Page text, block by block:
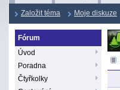
Založit téma Moje diskuze
Fórum
Úvod
Poradna
Čtyřkolky